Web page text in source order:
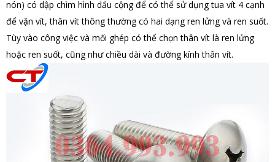
nón) có dập chìm hình dấu cộng để có thể sử dụng tua vít 4 cạnh
để vặn vít, thân vít thông thường có hai dạng ren lửng và ren suốt.
Tùy vào công việc và mối ghép có thể chọn thân vít là ren lửng
hoặc ren suốt, cũng như chiều dài và đường kính thân vít.